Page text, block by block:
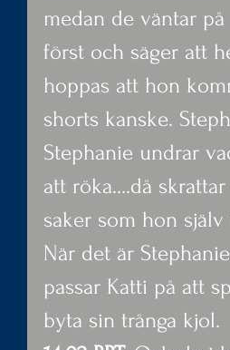
medan de väntar
först och säger att
hoppas att hon
shorts kanske.
Stephanie undrar
att röka….då
saker som hon
När det är
passar Katti på att
byta sin trånga kjol.